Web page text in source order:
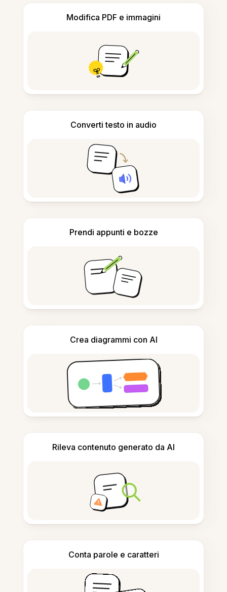
Modifica PDF e immagini
Converti testo in audio
Prendi appunti e bozze
Crea diagrammi con AI
Rileva contenuto generato da AI
Conta parole e caratteri